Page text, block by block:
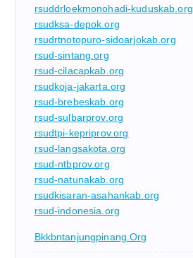
rsuddrloekmonohadi-kuduskab.org
rsudksa-depok.org
rsudrtnotopuro-sidoarjokab.org
rsud-sintang.org
rsud-cilacapkab.org
rsudkoja-jakarta.org
rsud-brebeskab.org
rsud-sulbarprov.org
rsudtpi-kepriprov.org
rsud-langsakota.org
rsud-ntbprov.org
rsud-natunakab.org
rsudkisaran-asahankab.org
rsud-indonesia.org
Bkkbntanjungpinang.org